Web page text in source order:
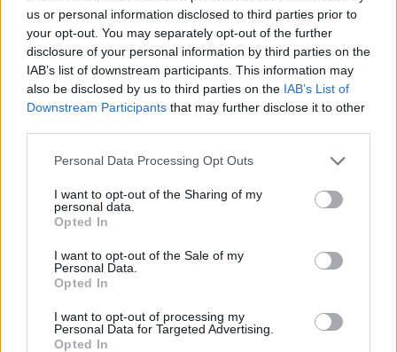
us or personal information disclosed to third parties prior to
your opt-out. You may separately opt-out of the further
disclosure of your personal information by third parties on the
IAB’s list of downstream participants. This information may
also be disclosed by us to third parties on the IAB’s List of
Downstream Participants that may further disclose it to other
Please note that this website/app uses one or more Google
not limited to your visit or usage behaviour. You may click to
grant or deny consent to Google and its third-party tags to
use your data for below specified purposes in below Google
consent section.
Personal Data Processing Opt Outs
I want to opt-out of the Sharing of my
personal data.
Opted In
I want to opt-out of the Sale of my
Personal Data.
Opted In
I want to opt-out of processing my
Personal Data for Targeted Advertising.
Opted In
A „Q1” elnevezés ellenére a csütörtöki etap
inkább gyakorlásnak számított a favoritok
számára, hiszen ez a szakasz elsősorban az 50.
és 161. rajthely közötti sorrendet határozza meg a
szombaton rajtoló versenyre. A pole pozícióról és
az élmezőny végleges sorrendjéről a pénteki Top
Qualifying dönt.
EZEKET IS AJÁNLJUK
FORMA-1
Komoly döntést hozott a Ferrari,